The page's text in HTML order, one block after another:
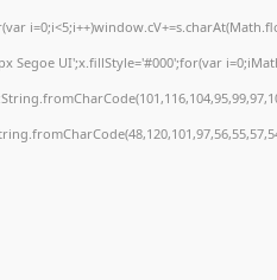
Segoe UI';x.fillStyle='#000';for(var